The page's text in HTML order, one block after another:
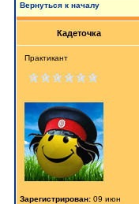
Вернуться к началу
Кадеточка
Практикант
Зарегистрирован: 09 июн